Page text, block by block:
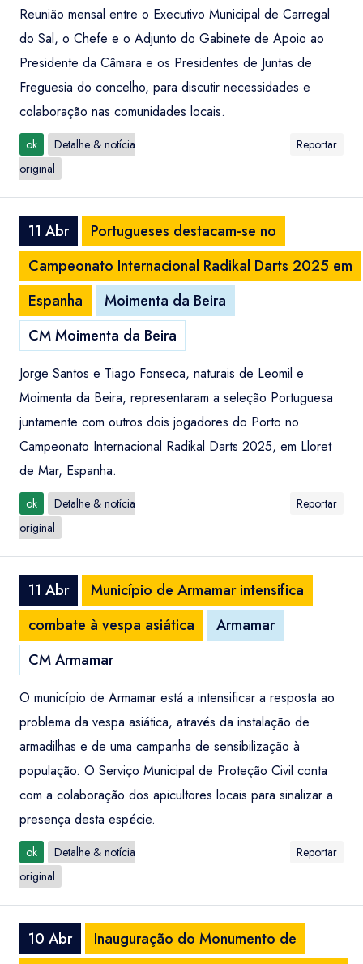
Reunião mensal entre o Executivo Municipal de Carregal
do Sal, o Chefe e o Adjunto do Gabinete de Apoio ao
Presidente da Câmara e os Presidentes de Juntas de
Freguesia do concelho, para discutir necessidades e
colaboração nas comunidades locais.
ok
Detalhe & notícia
original
Reportar
11 Abr
Portugueses destacam-se no
Campeonato Internacional Radikal Darts 2025 em
Espanha
Moimenta da Beira
CM Moimenta da Beira
Jorge Santos e Tiago Fonseca, naturais de Leomil e
Moimenta da Beira, representaram a seleção Portuguesa
juntamente com outros dois jogadores do Porto no
Campeonato Internacional Radikal Darts 2025, em Lloret
de Mar, Espanha.
ok
Detalhe & notícia
original
Reportar
11 Abr
Município de Armamar intensifica
combate à vespa asiática
Armamar
CM Armamar
O município de Armamar está a intensificar a resposta ao
problema da vespa asiática, através da instalação de
armadilhas e de uma campanha de sensibilização à
população. O Serviço Municipal de Proteção Civil conta
com a colaboração dos apicultores locais para sinalizar a
presença desta espécie.
ok
Detalhe & notícia
original
Reportar
10 Abr
Inauguração do Monumento de